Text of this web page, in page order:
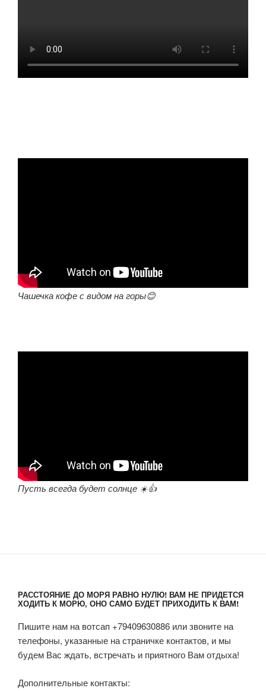
Чашечка кофе с видом на горы😊
Пусть всегда будет солнце ☀️👍
РАССТОЯНИЕ ДО МОРЯ РАВНО НУЛЮ! ВАМ НЕ ПРИДЕТСЯ
ХОДИТЬ К МОРЮ, ОНО САМО БУДЕТ ПРИХОДИТЬ К ВАМ!
Пишите нам на вотсап +79409630886 или звоните на
телефоны, указанные на страничке контактов, и мы
будем Вас ждать, встречать и приятного Вам отдыха!
Дополнительные контакты: